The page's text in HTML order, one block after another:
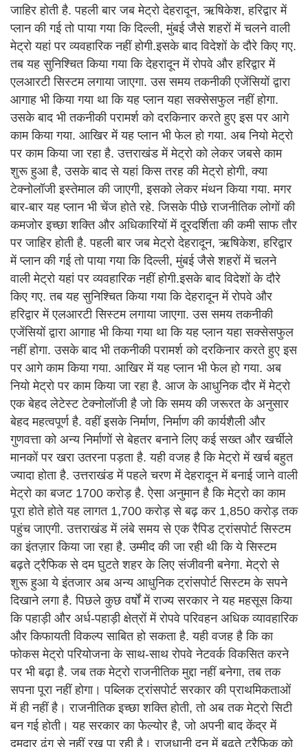
जाहिर होती है. पहली बार जब मेट्रो देहरादून, ऋषिकेश, हरिद्वार में
प्लान की गई तो पाया गया कि दिल्ली, मुंबई जैसे शहरों में चलने वाली
मेट्रो यहां पर व्यवहारिक नहीं होगी.इसके बाद विदेशों के दौरे किए गए.
तब यह सुनिश्चित किया गया कि देहरादून में रोपवे और हरिद्वार में
एलआरटी सिस्टम लगाया जाएगा. उस समय तकनीकी एजेंसियों द्वारा
आगाह भी किया गया था कि यह प्लान यहा सक्सेसफुल नहीं होगा.
उसके बाद भी तकनीकी परामर्श को दरकिनार करते हुए इस पर आगे
काम किया गया. आखिर में यह प्लान भी फेल हो गया. अब नियो मेट्रो
पर काम किया जा रहा है. उत्तराखंड में मेट्रो को लेकर जबसे काम
शुरू हुआ है, उसके बाद से यहां किस तरह की मेट्रो होगी, क्या
टेक्नोलॉजी इस्तेमाल की जाएगी, इसको लेकर मंथन किया गया. मगर
बार-बार यह प्लान भी चेंज होते रहे. जिसके पीछे राजनीतिक लोगों की
कमजोर इच्छा शक्ति और अधिकारियों में दूरदर्शिता की कमी साफ तौर
पर जाहिर होती है. पहली बार जब मेट्रो देहरादून, ऋषिकेश, हरिद्वार
में प्लान की गई तो पाया गया कि दिल्ली, मुंबई जैसे शहरों में चलने
वाली मेट्रो यहां पर व्यवहारिक नहीं होगी.इसके बाद विदेशों के दौरे
किए गए. तब यह सुनिश्चित किया गया कि देहरादून में रोपवे और
हरिद्वार में एलआरटी सिस्टम लगाया जाएगा. उस समय तकनीकी
एजेंसियों द्वारा आगाह भी किया गया था कि यह प्लान यहा सक्सेसफुल
नहीं होगा. उसके बाद भी तकनीकी परामर्श को दरकिनार करते हुए इस
पर आगे काम किया गया. आखिर में यह प्लान भी फेल हो गया. अब
नियो मेट्रो पर काम किया जा रहा है. आज के आधुनिक दौर में मेट्रो
एक बेहद लेटेस्ट टेक्नोलॉजी है जो कि समय की जरूरत के अनुसार
बेहद महत्वपूर्ण है. वहीं इसके निर्माण, निर्माण की कार्यशैली और
गुणवत्ता को अन्य निर्माणों से बेहतर बनाने लिए कई सख्त और खर्चीले
मानकों पर खरा उतरना पड़ता है. यही वजह है कि मेट्रो में खर्च बहुत
ज्यादा होता है. उत्तराखंड में पहले चरण में देहरादून में बनाई जाने वाली
मेट्रो का बजट 1700 करोड़ है. ऐसा अनुमान है कि मेट्रो का काम
पूरा होते होते यह लागत 1,700 करोड़ से बढ़ कर 1,850 करोड़ तक
पहुंच जाएगी. उत्तराखंड में लंबे समय से एक रैपिड ट्रांसपोर्ट सिस्टम
का इंतज़ार किया जा रहा है. उम्मीद की जा रही थी कि ये सिस्टम
बढ़ते ट्रैफिक से दम घुटते शहर के लिए संजीवनी बनेगा. मेट्रो से
शुरू हुआ ये इंतजार अब अन्य आधुनिक ट्रांसपोर्ट सिस्टम के सपने
दिखाने लगा है. पिछले कुछ वर्षों में राज्य सरकार ने यह महसूस किया
कि पहाड़ी और अर्ध-पहाड़ी क्षेत्रों में रोपवे परिवहन अधिक व्यावहारिक
और किफायती विकल्प साबित हो सकता है. यही वजह है कि का
फोकस मेट्रो परियोजना के साथ-साथ रोपवे नेटवर्क विकसित करने
पर भी बढ़ा है. जब तक मेट्रो राजनीतिक मुद्दा नहीं बनेगा, तब तक
सपना पूरा नहीं होगा। पब्लिक ट्रांसपोर्ट सरकार की प्राथमिकताओं
में ही नहीं है। राजनीतिक इच्छा शक्ति होती, तो अब तक मेट्रो सिटी
बन गई होती। यह सरकार का फेल्योर है, जो अपनी बाद केंद्र में
दमदार ढंग से नहीं रख पा रही है। राजधानी दून में बढ़ते ट्रैफिक को